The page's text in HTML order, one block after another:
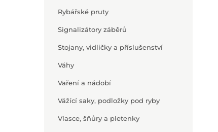
Rybářské pruty
Signalizátory záběrů
Stojany, vidličky a příslušenství
Váhy
Vaření a nádobí
Vážící saky, podložky pod ryby
Vlasce, šňůry a pletenky